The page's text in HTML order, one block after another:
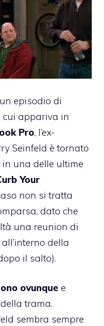
episodio di
cui appariva in
Pro, l’ex-
Seinfeld è tornato
una delle ultime
Your
non si tratta
dato che
una reunion di
della
il salto).
ovunque e
trama.
sembra sempre